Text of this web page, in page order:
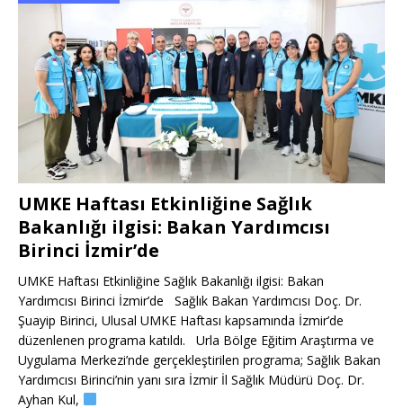
UMKE Haftası Etkinliğine Sağlık
Bakanlığı ilgisi: Bakan Yardımcısı
Birinci İzmir’de
UMKE Haftası Etkinliğine Sağlık Bakanlığı ilgisi: Bakan
Yardımcısı Birinci İzmir’de Sağlık Bakan Yardımcısı Doç. Dr.
Şuayip Birinci, Ulusal UMKE Haftası kapsamında İzmir’de
düzenlenen programa katıldı. Urla Bölge Eğitim Araştırma ve
Uygulama Merkezi’nde gerçekleştirilen programa; Sağlık Bakan
Yardımcısı Birinci’nin yanı sıra İzmir İl Sağlık Müdürü Doç. Dr.
Ayhan Kul,